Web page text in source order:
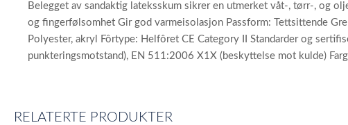
Belegget av sandaktig lateksskum sikrer en utmerket våt-, tørr-, og
og fingerfølsomhet Gir god varmeisolasjon Passform: Tettsittende
Polyester, akryl Fôrtype: Helfôret CE Category II Standarder og
punkteringsmotstand), EN 511:2006 X1X (beskyttelse mot kulde)
RELATERTE PRODUKTER